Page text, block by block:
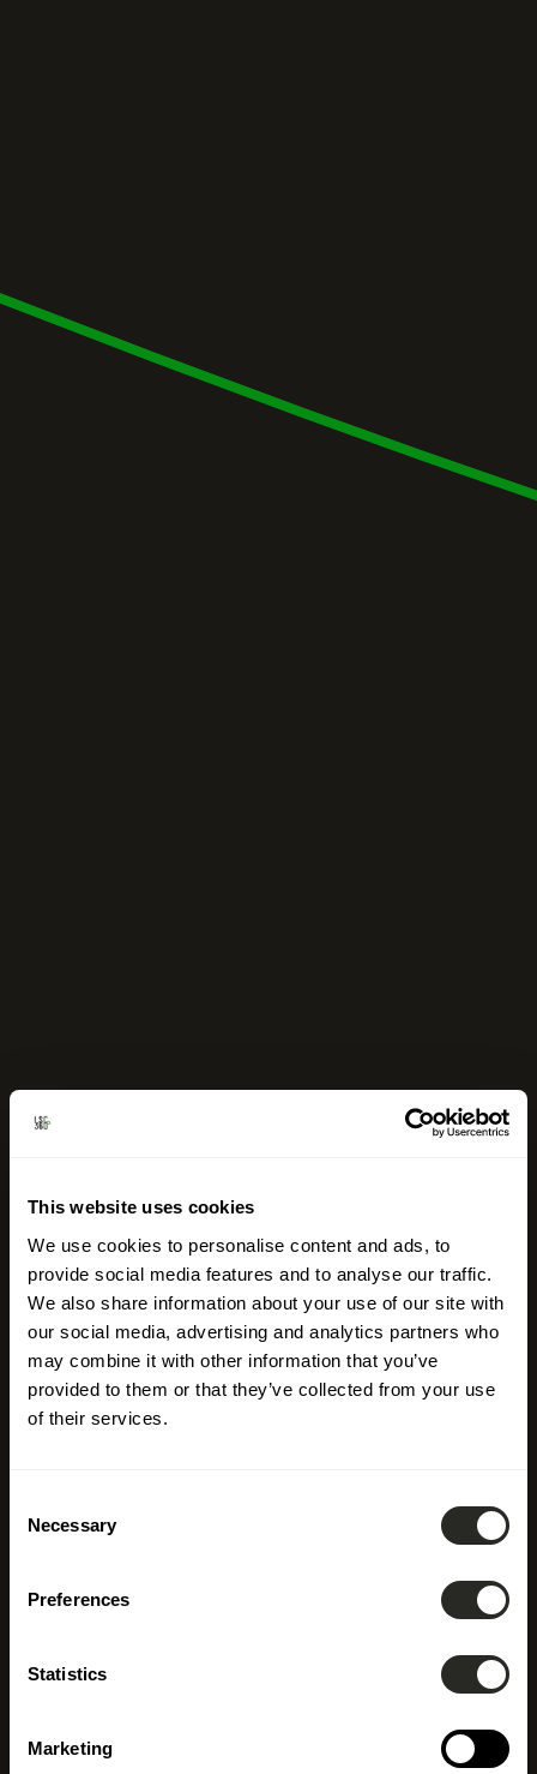
This website uses cookies
We use cookies to personalise content and ads, to
provide social media features and to analyse our traffic.
We also share information about your use of our site with
our social media, advertising and analytics partners who
may combine it with other information that you’ve
provided to them or that they’ve collected from your use
of their services.
Selection
Necessary
Preferences
Statistics
Marketing